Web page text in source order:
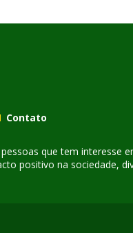
Contato
que tem interesse
positivo na sociedade,